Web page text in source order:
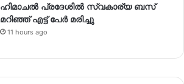
ഹിമാചല്‍ പ്രദേശില്‍ സ്വകാര്യ ബസ്
മറിഞ്ഞ് എട്ട് പേര്‍ മരിച്ചു
11 hours ago